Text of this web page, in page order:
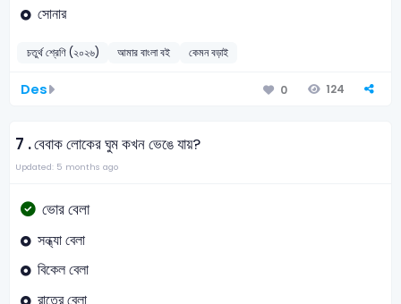
সোনার
চতুর্থ শ্রেণি (২০২৬) আমার বাংলা বই কেমন বড়াই
Des 0 124
7 .বেবাক লোকের ঘুম কখন ভেঙে যায়?
Updated: 5 months ago
ভোর বেলা
সন্ধ্যা বেলা
বিকেল বেলা